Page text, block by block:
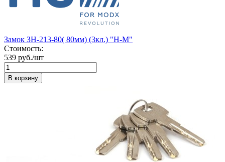
Замок ЗН-213-80( 80мм) (3кл.) "Н-М"
Стоимость:
539 руб./шт
В корзину